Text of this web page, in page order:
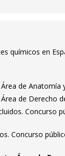
químicos en
de Anatomía
de Derecho
Concurso
Concurso